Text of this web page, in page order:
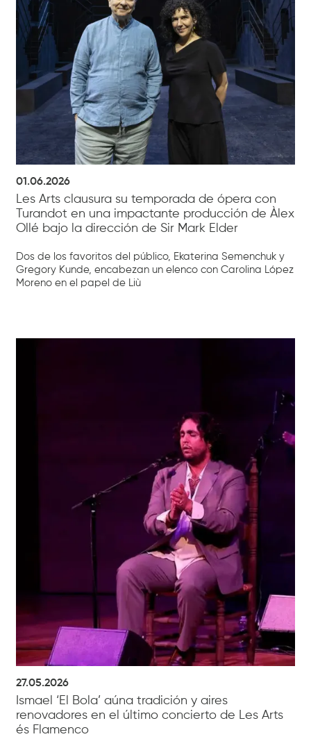
01.06.2026
Les Arts clausura su temporada de ópera con
Turandot en una impactante producción de Àlex
Ollé bajo la dirección de Sir Mark Elder
Dos de los favoritos del público, Ekaterina Semenchuk y
Gregory Kunde, encabezan un elenco con Carolina López
Moreno en el papel de Liù
27.05.2026
Ismael ‘El Bola’ aúna tradición y aires
renovadores en el último concierto de Les Arts
és Flamenco